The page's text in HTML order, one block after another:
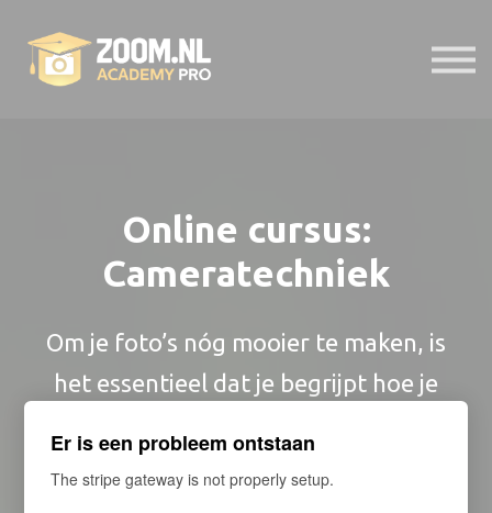
Presets
Online cursus:
Cameratechniek
Om je foto’s nóg mooier te maken, is
het essentieel dat je begrijpt hoe je
invloed de instellingen op je
Er is een probleem ontstaan
The stripe gateway is not properly setup.